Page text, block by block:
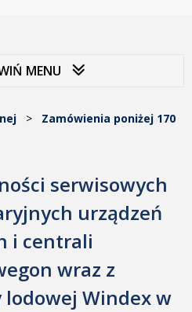
MENU
> Zamówienia poniżej 170
serwisowych
urządzeń
i centrali
wraz z
Windex w